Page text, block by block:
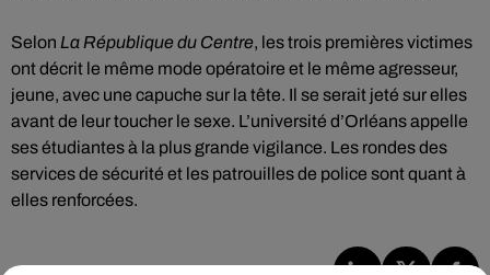
Selon La République du Centre, les trois premières victimes
ont décrit le même mode opératoire et le même agresseur,
jeune, avec une capuche sur la tête. Il se serait jeté sur elles
avant de leur toucher le sexe. L’université d’Orléans appelle
ses étudiantes à la plus grande vigilance. Les rondes des
services de sécurité et les patrouilles de police sont quant à
elles renforcées.